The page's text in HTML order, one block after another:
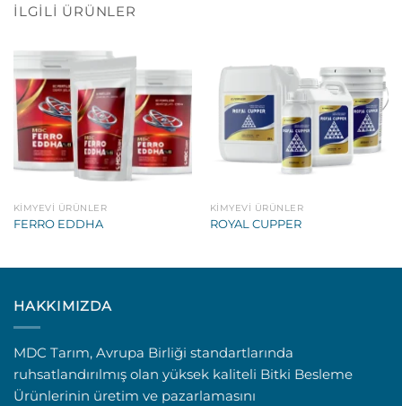
İLGILI ÜRÜNLER
KIMYEVI ÜRÜNLER
FERRO EDDHA
KIMYEVI ÜRÜNLER
ROYAL CUPPER
HAKKIMIZDA
MDC Tarım, Avrupa Birliği standartlarında
ruhsatlandırılmış olan yüksek kaliteli Bitki Besleme
Ürünlerinin üretim ve pazarlamasını